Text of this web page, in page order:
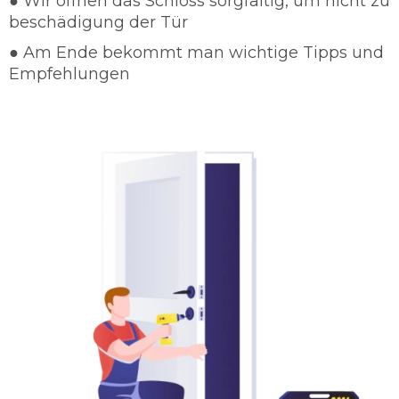
Gut ausgebildete Dienstleister
Schnelle und sorgfältige Arbeit
Günstige und faire Preise
Türöffnungen in jeglichen Form
Schlüsseldienst Rostock legt sehr hohen Wert
auf die Zufriedenheit des Kunden. Das heißt
erfahrene Fachmänner vollkommen verlassen,
ohne mit einem schlechten Empfindung da zu
stehen. Durch einen Vorort-Termin können Ihre
Wünsche bis ins kleinste Detail berücksichtigt
werden. Kontaktieren Sie unseren verlässlichen
beschädigung der Tür
● Am Ende bekommt man wichtige Tipps und
Empfehlungen